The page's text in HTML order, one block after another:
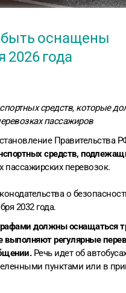
оснащены
2026 года
средств, которые
пассажиров
Правительства
средств,
перевозок.
о
2032 года.
должны оснащаться
выполняют регулярные
Речь идет об
пунктами или в